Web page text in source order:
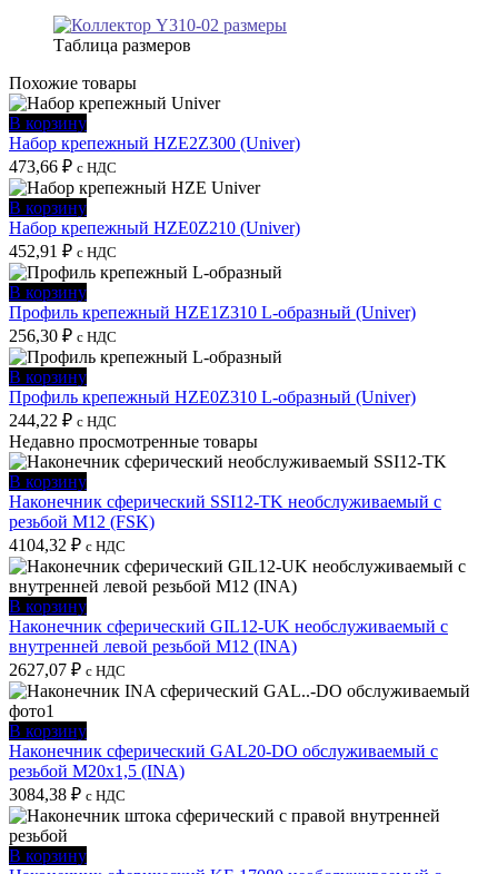
Таблица размеров
Похожие товары
В корзину
Набор крепежный HZE2Z300 (Univer)
473,66 ₽ с НДС
В корзину
Набор крепежный HZE0Z210 (Univer)
452,91 ₽ с НДС
В корзину
Профиль крепежный HZE1Z310 L-образный (Univer)
256,30 ₽ с НДС
В корзину
Профиль крепежный HZE0Z310 L-образный (Univer)
244,22 ₽ с НДС
Недавно просмотренные товары
В корзину
Наконечник сферический SSI12-TK необслуживаемый с
резьбой M12 (FSK)
4104,32 ₽ с НДС
В корзину
Наконечник сферический GIL12-UK необслуживаемый с
внутренней левой резьбой M12 (INA)
2627,07 ₽ с НДС
В корзину
Наконечник сферический GAL20-DO обслуживаемый с
резьбой M20x1,5 (INA)
3084,38 ₽ с НДС
В корзину